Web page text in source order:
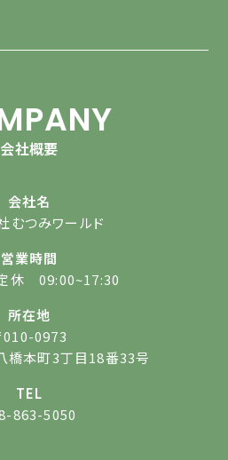
会社概要
会社名
むつみワールド
営業時間
休 09:00~17:30
所在地
010-0973
橋本町3丁目18番33号
TEL
863-5050